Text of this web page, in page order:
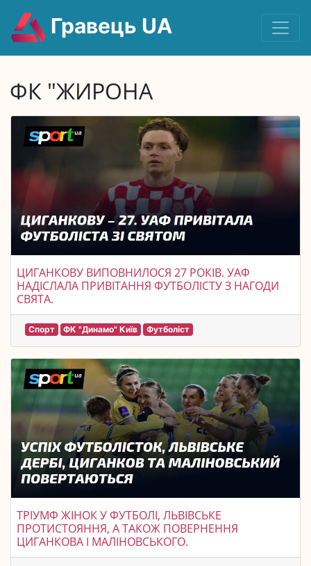
Гравець UA
ФК "ЖИРОНА
ЦИГАНКОВУ ВИПОВНИЛОСЯ 27 РОКІВ. УАФ
НАДІСЛАЛА ПРИВІТАННЯ ФУТБОЛІСТУ З НАГОДИ
СВЯТА.
Спорт ФК "Динамо" Київ Футболіст
ТРІУМФ ЖІНОК У ФУТБОЛІ, ЛЬВІВСЬКЕ
ПРОТИСТОЯННЯ, А ТАКОЖ ПОВЕРНЕННЯ
ЦИГАНКОВА І МАЛІНОВСЬКОГО.